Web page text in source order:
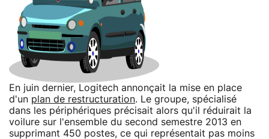
En juin dernier, Logitech annonçait la mise en place
d'un plan de restructuration. Le groupe, spécialisé
dans les périphériques précisait alors qu'il réduirait la
voilure sur l'ensemble du second semestre 2013 en
supprimant 450 postes, ce qui représentait pas moins